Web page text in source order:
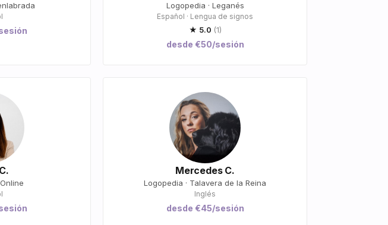
Logopedia · Leganés
Español · Lengua de signos
★ 5.0 (1)
desde €50/sesión
Mercedes C.
Logopedia · Talavera de la Reina
Inglés
desde €45/sesión